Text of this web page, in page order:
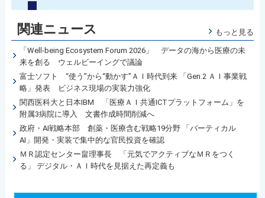
関連ニュース もっと見る
「Well-being Ecosystem Forum 2026」 データの海から医療の未
来を創る ウェルビーイングで議論
富士ソフト “使う”から“動かす”ＡＩ時代到来 「Gen.2 ＡＩ事業戦
略」発表 ビジネス現場の実装力強化
関西医科大と日本IBM 「医療ＡＩ共通ICTプラットフォーム」を
附属3病院に導入 文書作成時間削減へ
政府・AI戦略本部 創薬・医療含む戦略19分野 「バーティカル
AI」開発・実装で集中的な官民投資を確認
ＭＲ認定センター畠理事長 「元気でアクティブなＭＲをつく
る」 デジタル・ＡＩ時代を見据えた再定義も